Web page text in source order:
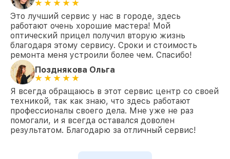
Это лучший сервис у нас в городе, здесь
работают очень хорошие мастера! Мой
оптический прицел получил вторую жизнь
благодаря этому сервису. Сроки и стоимость
ремонта меня устроили более чем. Спасибо!
Позднякова Ольга
Я всегда обращаюсь в этот сервис центр со своей
техникой, так как знаю, что здесь работают
профессионалы своего дела. Мне уже не раз
помогали, и я всегда оставался доволен
результатом. Благодарю за отличный сервис!